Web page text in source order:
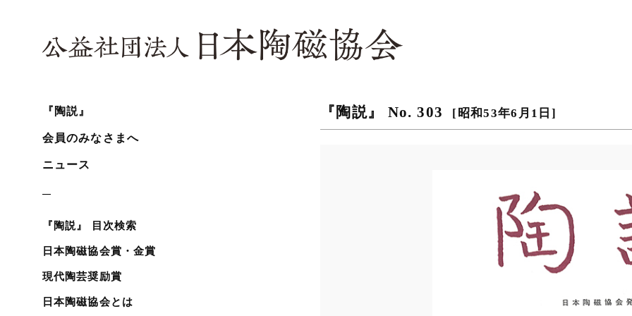
『陶説』
会員のみなさまへ
ニュース
『陶説』 目次検索
日本陶磁協会賞・金賞
現代陶芸奨励賞
日本陶磁協会とは
『陶説』 No. 303 [昭和53年6月1日]